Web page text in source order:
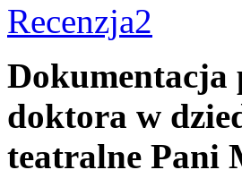
Recenzja2
Dokumentacja
doktora w
teatralne Pani